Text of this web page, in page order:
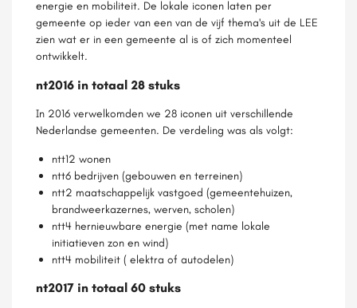
energie en mobiliteit. De lokale iconen laten per
gemeente op ieder van een van de vijf thema's uit de LEE
zien wat er in een gemeente al is of zich momenteel
ontwikkelt.
nt2016 in totaal 28 stuks
In 2016 verwelkomden we 28 iconen uit verschillende
Nederlandse gemeenten. De verdeling was als volgt:
ntt12 wonen
ntt6 bedrijven (gebouwen en terreinen)
ntt2 maatschappelijk vastgoed (gemeentehuizen,
brandweerkazernes, werven, scholen)
ntt4 hernieuwbare energie (met name lokale
initiatieven zon en wind)
ntt4 mobiliteit ( elektra of autodelen)
nt2017 in totaal 60 stuks